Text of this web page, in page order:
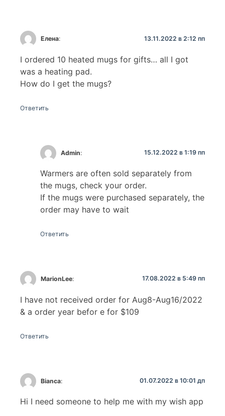
Елена: 13.11.2022 в 2:12 пп
I ordered 10 heated mugs for gifts… all I got
was a heating pad.
How do I get the mugs?
Ответить
Admin: 15.12.2022 в 1:19 пп
Warmers are often sold separately from
the mugs, check your order.
If the mugs were purchased separately, the
order may have to wait
Ответить
MarionLee: 17.08.2022 в 5:49 пп
I have not received order for Aug8-Aug16/2022
& a order year befor e for $109
Ответить
Bianca: 01.07.2022 в 10:01 дп
Hi I need someone to help me with my wish app